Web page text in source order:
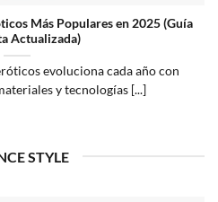
Más Populares en 2025 (Guía
Actualizada)
evoluciona cada año con
y tecnologías [...]
STYLE